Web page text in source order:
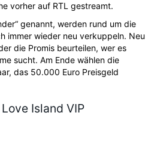
vorher auf RTL gestreamt.
genannt, werden rund um die
immer wieder neu verkuppeln. Neu
die Promis beurteilen, wer es
sucht. Am Ende wählen die
das 50.000 Euro Preisgeld
Island VIP